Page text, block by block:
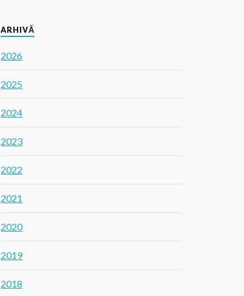
ARHIVĂ
2026
2025
2024
2023
2022
2021
2020
2019
2018